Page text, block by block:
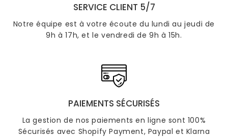
SERVICE CLIENT 5/7
Notre équipe est à votre écoute du lundi au jeudi de
9h à 17h, et le vendredi de 9h à 15h.
PAIEMENTS SÉCURISÉS
La gestion de nos paiements en ligne sont 100%
Sécurisés avec Shopify Payment, Paypal et Klarna